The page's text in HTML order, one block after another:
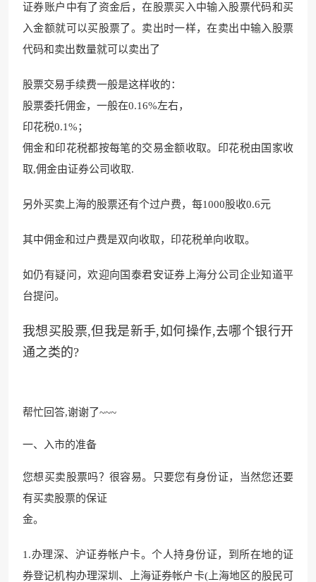
证券账户中有了资金后，在股票买入中输入股票代码和买
入金额就可以买股票了。卖出时一样，在卖出中输入股票
代码和卖出数量就可以卖出了
股票交易手续费一般是这样收的：
股票委托佣金，一般在0.16%左右，
印花税0.1%；
佣金和印花税都按每笔的交易金额收取。印花税由国家收
取,佣金由证券公司收取.
另外买卖上海的股票还有个过户费，每1000股收0.6元
其中佣金和过户费是双向收取，印花税单向收取。
如仍有疑问，欢迎向国泰君安证券上海分公司企业知道平
台提问。
我想买股票,但我是新手,如何操作,去哪个银行开
通之类的?
帮忙回答,谢谢了~~~
一、入市的准备
您想买卖股票吗？很容易。只要您有身份证，当然您还要
有买卖股票的保证
金。
1.办理深、沪证券帐户卡。个人持身份证，到所在地的证
券登记机构办理深圳、上海证券帐户卡(上海地区的股民可